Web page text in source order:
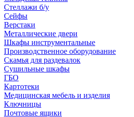
Стеллажи б/у
Сейфы
Верстаки
Металлические двери
Шкафы инструментальные
Производственное оборудование
Скамья для раздевалок
Сушильные шкафы
ГБО
Картотеки
Медицинская мебель и изделия
Ключницы
Почтовые ящики